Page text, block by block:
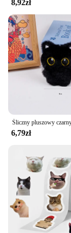
the available
a seamless
ideal for
circuit training
maintain,
for years to
8,92zł
6,79zł